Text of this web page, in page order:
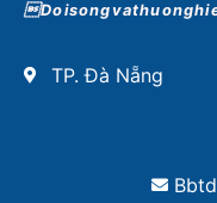
TP. Đà Nẵng